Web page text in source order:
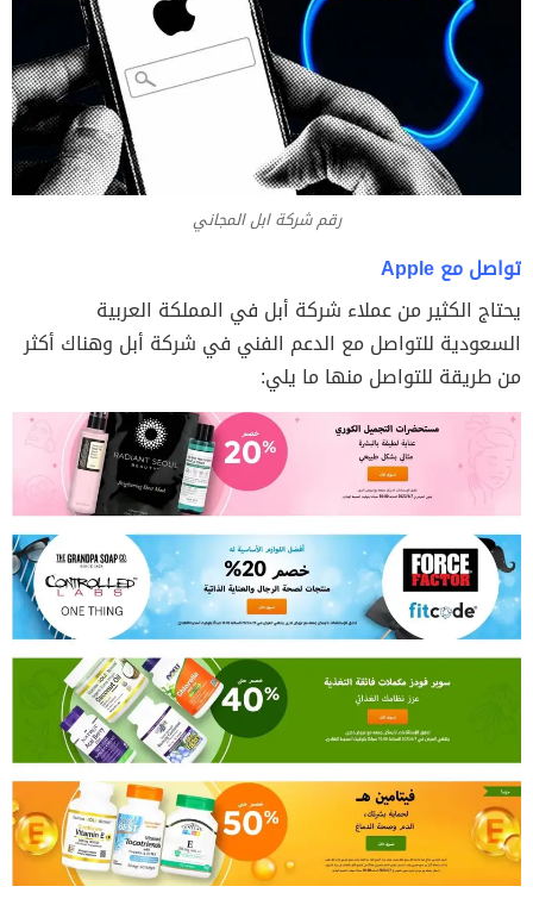
رقم شركة ابل المجاني
تواصل مع Apple
يحتاج الكثير من عملاء شركة أبل في المملكة العربية
السعودية للتواصل مع الدعم الفني في شركة أبل وهناك أكثر
من طريقة للتواصل منها ما يلي: